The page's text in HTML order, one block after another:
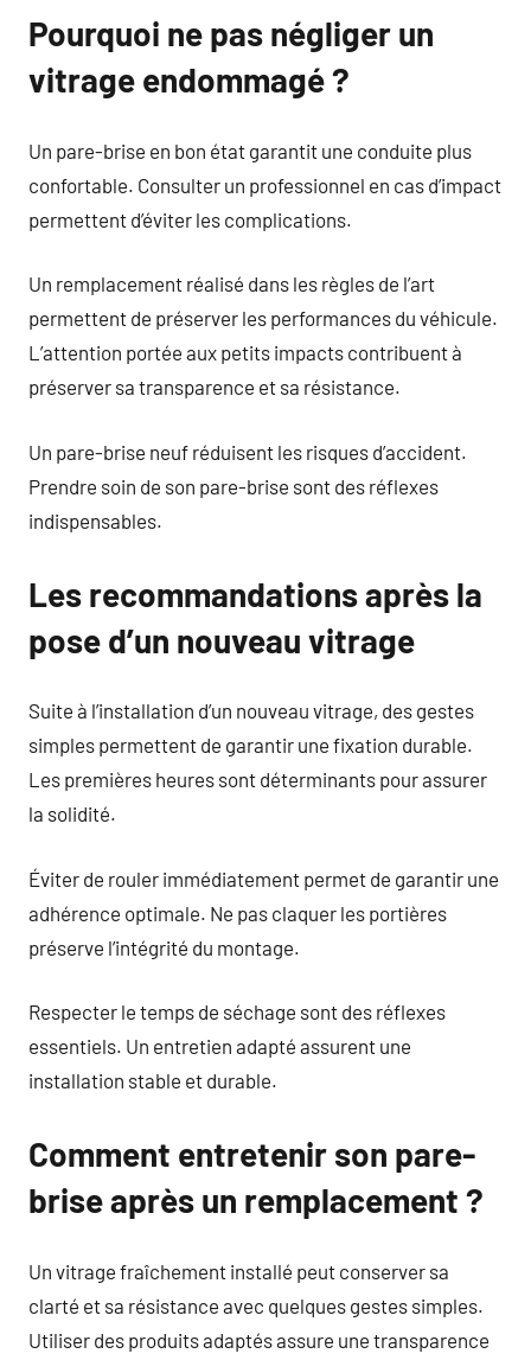
Pourquoi ne pas négliger un
vitrage endommagé ?
Un pare-brise en bon état garantit une conduite plus
confortable. Consulter un professionnel en cas d’impact
permettent d’éviter les complications.
Un remplacement réalisé dans les règles de l’art
permettent de préserver les performances du véhicule.
L’attention portée aux petits impacts contribuent à
préserver sa transparence et sa résistance.
Un pare-brise neuf réduisent les risques d’accident.
Prendre soin de son pare-brise sont des réflexes
indispensables.
Les recommandations après la
pose d’un nouveau vitrage
Suite à l’installation d’un nouveau vitrage, des gestes
simples permettent de garantir une fixation durable.
Les premières heures sont déterminants pour assurer
la solidité.
Éviter de rouler immédiatement permet de garantir une
adhérence optimale. Ne pas claquer les portières
préserve l’intégrité du montage.
Respecter le temps de séchage sont des réflexes
essentiels. Un entretien adapté assurent une
installation stable et durable.
Comment entretenir son pare-
brise après un remplacement ?
Un vitrage fraîchement installé peut conserver sa
clarté et sa résistance avec quelques gestes simples.
Utiliser des produits adaptés assure une transparence